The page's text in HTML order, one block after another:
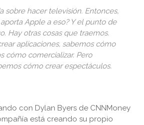
sobre hacer televisión. Entonces,
Apple a eso? Y el punto de
Hay otras cosas que traemos.
aplicaciones, sabemos cómo
cómo comercializar. Pero
cómo crear espectáculos.
con Dylan Byers de CNNMoney
está creando su propio